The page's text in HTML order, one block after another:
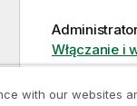
Włączanie i
I
with our websites